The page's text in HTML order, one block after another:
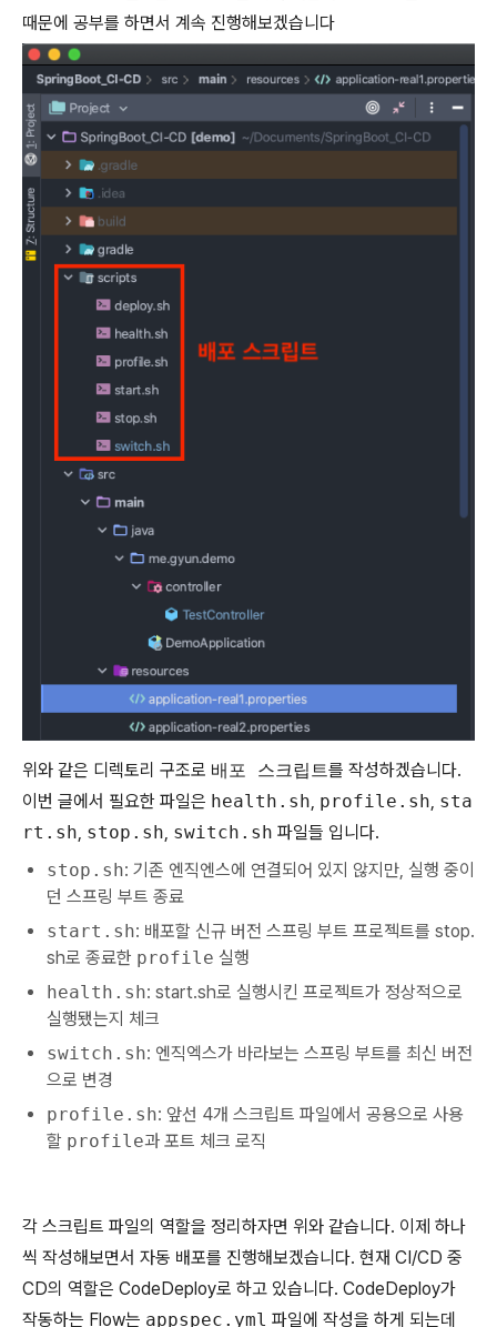
때문에 공부를 하면서 계속 진행해보겠습니다
위와 같은 디렉토리 구조로 배포 스크립트를 작성하겠습니다.
이번 글에서 필요한 파일은 health.sh profile.sh sta
rt.sh stop.sh switch.sh 파일들 입니다.
stop.sh: 기존 엔직엔스에 연결되어 있지 않지만, 실행 중이
던 스프링 부트 종료
start.sh: 배포할 신규 버전 스프링 부트 프로젝트를 stop.
sh로 종료한 profile 실행
health.sh: start.sh로 실행시킨 프로젝트가 정상적으로
실행됐는지 체크
switch.sh: 엔직엑스가 바라보는 스프링 부트를 최신 버전
으로 변경
profile.sh: 앞선 4개 스크립트 파일에서 공용으로 사용
할 profile과 포트 체크 로직
각 스크립트 파일의 역할을 정리하자면 위와 같습니다. 이제 하나
씩 작성해보면서 자동 배포를 진행해보겠습니다. 현재 CI/CD 중
CD의 역할은 CodeDeploy로 하고 있습니다. CodeDeploy가
작동하는 Flow는 appspec.yml 파일에 작성을 하게 되는데